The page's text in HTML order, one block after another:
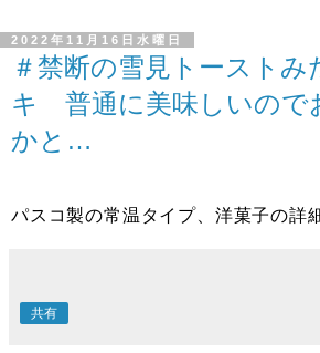
2022年11月16日水曜日
＃禁断の雪見トーストみ
キ 普通に美味しいので
かと…
パスコ製の常温タイプ、洋菓子の詳
共有